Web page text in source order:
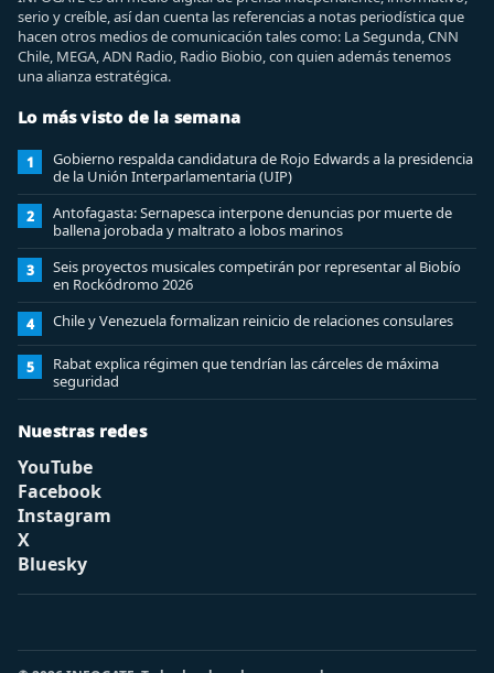
serio y creíble, así dan cuenta las referencias a notas periodística que
hacen otros medios de comunicación tales como: La Segunda, CNN
Chile, MEGA, ADN Radio, Radio Biobio, con quien además tenemos
una alianza estratégica.
Lo más visto de la semana
1
Gobierno respalda candidatura de Rojo Edwards a la presidencia
de la Unión Interparlamentaria (UIP)
2
Antofagasta: Sernapesca interpone denuncias por muerte de
ballena jorobada y maltrato a lobos marinos
3
Seis proyectos musicales competirán por representar al Biobío
en Rockódromo 2026
4 Chile y Venezuela formalizan reinicio de relaciones consulares
5
Rabat explica régimen que tendrían las cárceles de máxima
seguridad
Nuestras redes
YouTube
Facebook
Instagram
X
Bluesky